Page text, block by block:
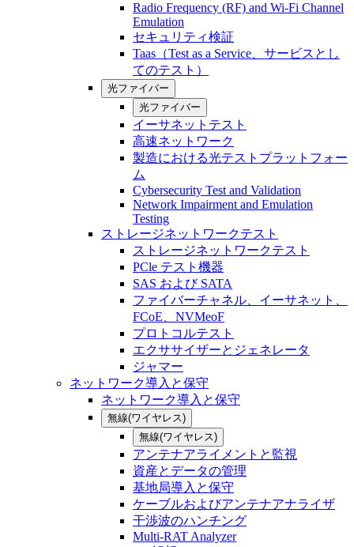
Radio Frequency (RF) and Wi-Fi Channel
Emulation
セキュリティ検証
Taas（Test as a Service、サービスとし
てのテスト）
光ファイバー
光ファイバー
イーサネットテスト
高速ネットワーク
製造における光テストプラットフォー
ム
Cybersecurity Test and Validation
Network Impairment and Emulation
Testing
ストレージネットワークテスト
ストレージネットワークテスト
PCle テスト機器
SAS および SATA
ファイバーチャネル、イーサネット、
FCoE、NVMeoF
プロトコルテスト
エクササイザーとジェネレータ
ジャマー
ネットワーク導入と保守
ネットワーク導入と保守
無線(ワイヤレス)
無線(ワイヤレス)
アンテナアライメントと監視
資産とデータの管理
基地局導入と保守
ケーブルおよびアンテナアナライザ
干渉波のハンチング
Multi-RAT Analyzer